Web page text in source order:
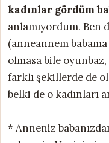
kadınlar gördüm
anlamıyordum. Ben
(anneannem
olmasa bile
farklı şekillerde de
belki de o kadınları
* Anneniz